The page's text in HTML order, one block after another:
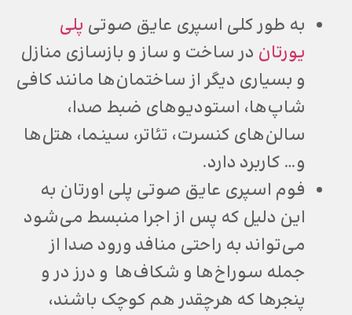
به طور کلی اسپری عایق صوتی پلی
یورتان در ساخت و ساز و بازسازی منازل
و بسیاری دیگر از ساختمان‌ها مانند کافی
شاپ‌ها، استودیوهای ضبط صدا،
سالن‌های کنسرت، تئاتر، سینما، هتل‌ها
و… کاربرد دارد.
فوم اسپری عایق صوتی پلی اورتان به
این دلیل که پس از اجرا منبسط می‌شود
می‌تواند به راحتی منافد ورود صدا از
جمله سوراخ‌ها و شکاف‌ها و درز در و
پنجر‌ها که هرچقدر هم کوچک باشند،